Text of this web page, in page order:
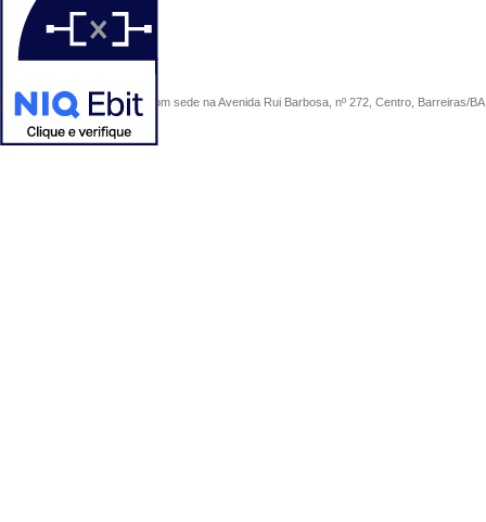
COMERCIAL SÃO PAULO, com sede na Avenida Rui Barbosa, nº 272, Centro, Barreiras/